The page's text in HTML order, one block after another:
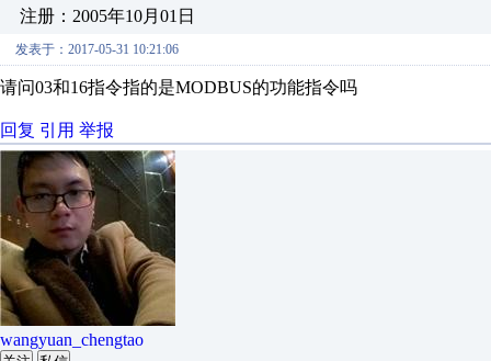
注册：2005年10月01日
发表于：2017-05-31 10:21:06
请问03和16指令指的是MODBUS的功能指令吗
回复 引用 举报
wangyuan_chengtao